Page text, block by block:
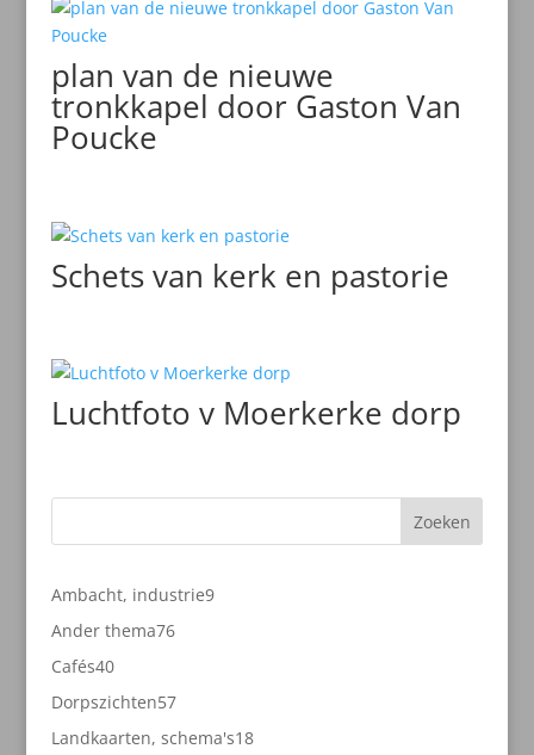
plan van de nieuwe
tronkkapel door Gaston Van
Poucke
Schets van kerk en pastorie
Luchtfoto v Moerkerke dorp
Zoeken
Ambacht, industrie99
Ander thema7676
Cafés4040
producten
Dorpszichten5757
producten
Landkaarten, schema's1818